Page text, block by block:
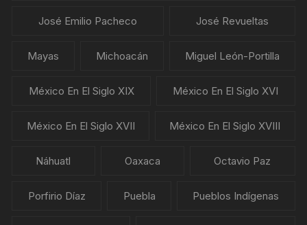
José Emilio Pacheco José Revueltas
Mayas Michoacán Miguel León-Portilla
México En El Siglo XIX México En El Siglo XVI
México En El Siglo XVII México En El Siglo XVIII
Náhuatl Oaxaca Octavio Paz
Porfirio Díaz Puebla Pueblos Indígenas